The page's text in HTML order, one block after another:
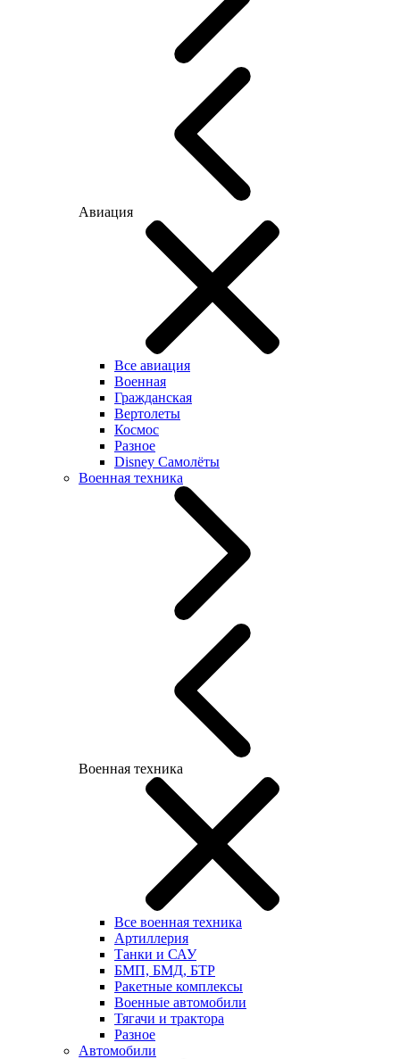
Авиация
Все авиация
Военная
Гражданская
Вертолеты
Космос
Разное
Disney Самолёты
Военная техника
Военная техника
Все военная техника
Артиллерия
Танки и САУ
БМП, БМД, БТР
Ракетные комплексы
Военные автомобили
Тягачи и трактора
Разное
Автомобили